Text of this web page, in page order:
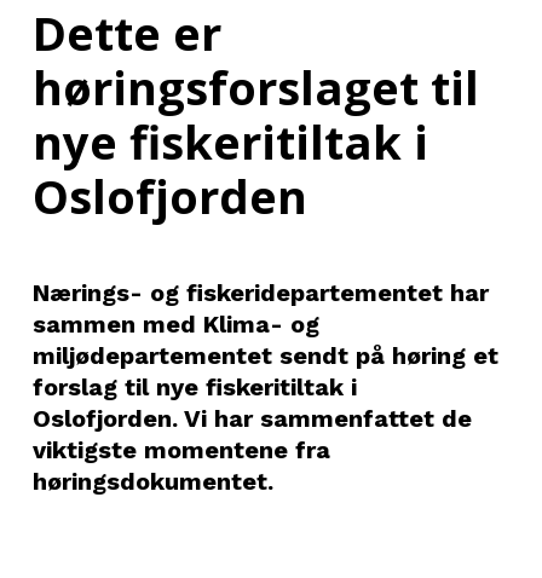
Dette er
høringsforslaget til
nye fiskeritiltak i
Oslofjorden
Nærings- og fiskeridepartementet har
sammen med Klima- og
miljødepartementet sendt på høring et
forslag til nye fiskeritiltak i
Oslofjorden. Vi har sammenfattet de
viktigste momentene fra
høringsdokumentet.